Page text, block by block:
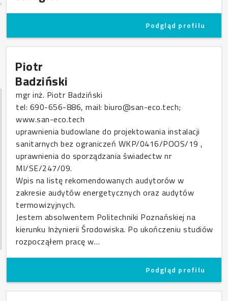
Podgląd profilu
Piotr
Badziński
mgr inż. Piotr Badziński
tel: 690-656-886, mail: biuro@san-eco.tech;
www.san-eco.tech
uprawnienia budowlane do projektowania instalacji
sanitarnych bez ograniczeń WKP/0416/POOS/19 ,
uprawnienia do sporządzania świadectw nr
MI/SE/247/09.
Wpis na listę rekomendowanych audytorów w
zakresie audytów energetycznych oraz audytów
termowizyjnych.
Jestem absolwentem Politechniki Poznańskiej na
kierunku Inżynierii Środowiska. Po ukończeniu studiów
rozpocząłem pracę w…
Podgląd profilu